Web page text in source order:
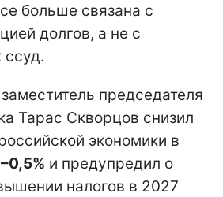
больше связана с
долгов, а не с
ссуд.
председателя
Тарас Скворцов снизил
экономики в
и предупредил о
налогов в 2027